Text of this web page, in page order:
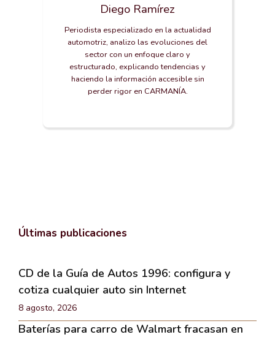
Diego Ramírez
Periodista especializado en la actualidad
automotriz, analizo las evoluciones del
sector con un enfoque claro y
estructurado, explicando tendencias y
haciendo la información accesible sin
perder rigor en CARMANÍA.
Últimas publicaciones
CD de la Guía de Autos 1996: configura y
cotiza cualquier auto sin Internet
8 agosto, 2026
Baterías para carro de Walmart fracasan en